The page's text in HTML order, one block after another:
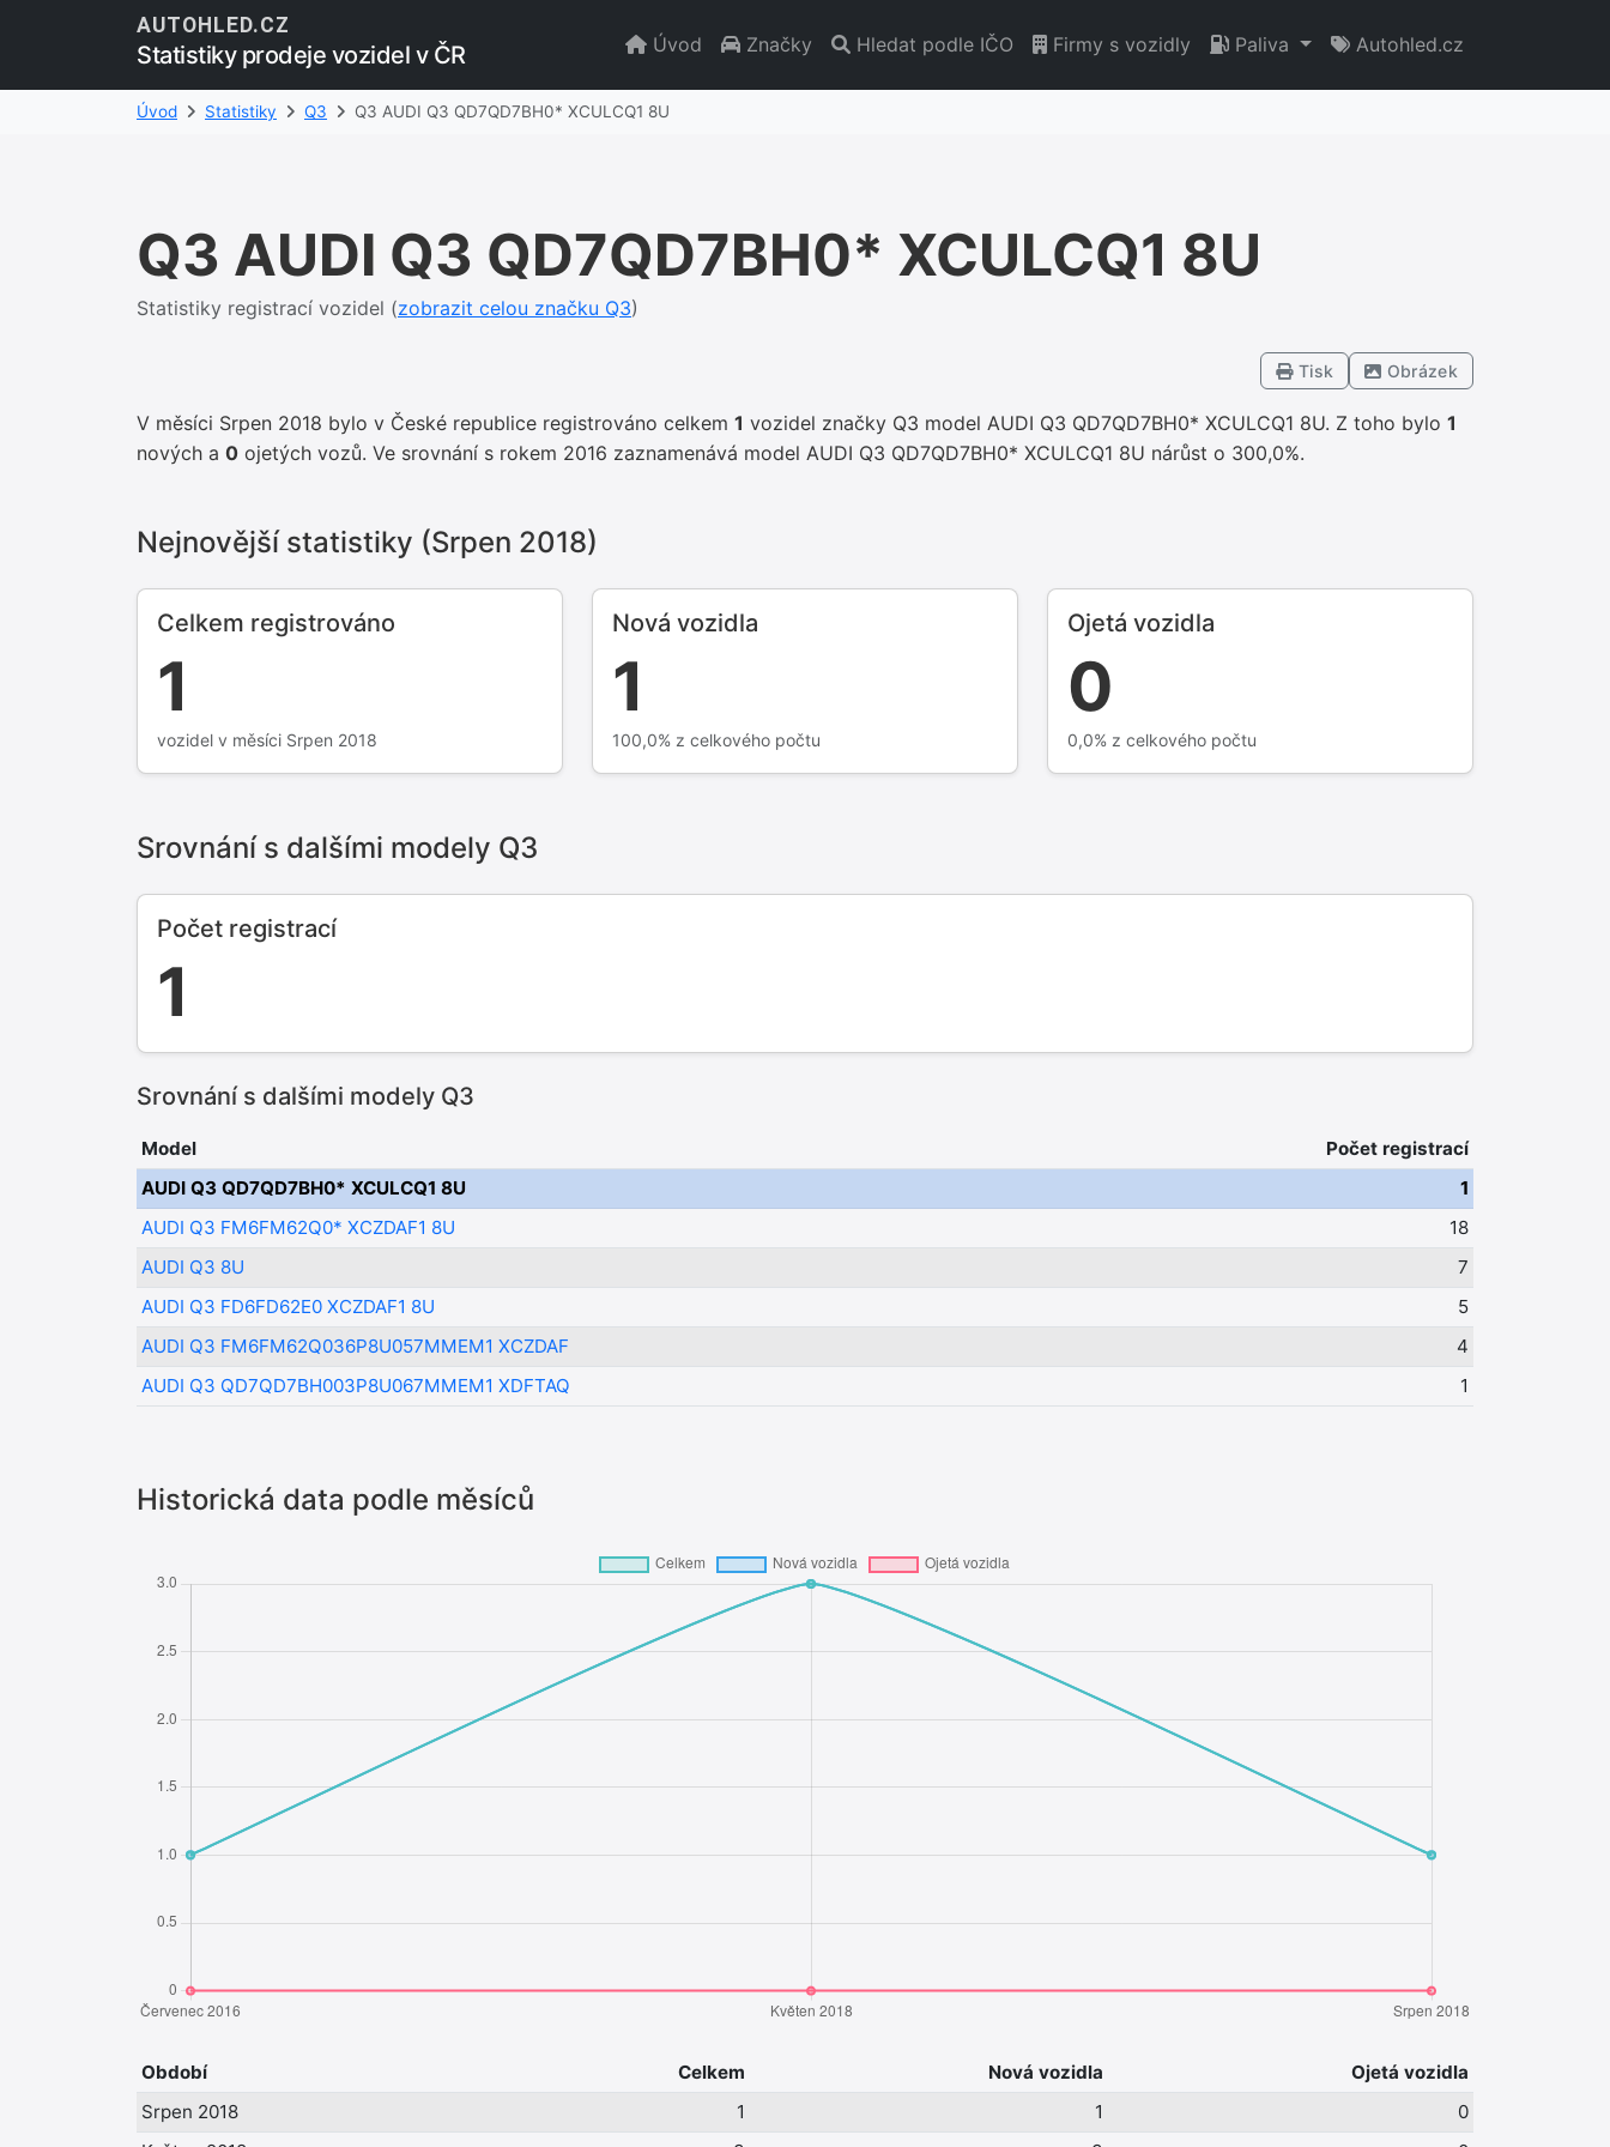
AUTOHLED.CZ
Statistiky prodeje vozidel v ČR Úvod Značky Hledat podle IČO Firmy s vozidly Paliva Autohled.cz
Úvod Statistiky Q3 Q3 AUDI Q3 QD7QD7BH0* XCULCQ1 8U
Q3 AUDI Q3 QD7QD7BH0* XCULCQ1 8U
Statistiky registrací vozidel (zobrazit celou značku Q3)
Tisk Obrázek
V měsíci Srpen 2018 bylo v České republice registrováno celkem 1 vozidel značky Q3 model AUDI Q3 QD7QD7BH0* XCULCQ1 8U. Z toho bylo 1
nových a 0 ojetých vozů. Ve srovnání s rokem 2016 zaznamenává model AUDI Q3 QD7QD7BH0* XCULCQ1 8U nárůst o 300,0%.
Nejnovější statistiky (Srpen 2018)
Celkem registrováno
1
vozidel v měsíci Srpen 2018
Nová vozidla
1
100,0% z celkového počtu
Ojetá vozidla
0
0,0% z celkového počtu
Srovnání s dalšími modely Q3
Počet registrací
1
Srovnání s dalšími modely Q3
Model
Počet registrací
AUDI Q3 QD7QD7BH0* XCULCQ1 8U
1
AUDI Q3 FM6FM62Q0* XCZDAF1 8U
18
AUDI Q3 8U
7
AUDI Q3 FD6FD62E0 XCZDAF1 8U
5
AUDI Q3 FM6FM62Q036P8U057MMEM1 XCZDAF
4
AUDI Q3 QD7QD7BH003P8U067MMEM1 XDFTAQ
1
Historická data podle měsíců
Období Celkem Nová vozidla
Ojetá vozidla
Srpen 2018
1 1
0